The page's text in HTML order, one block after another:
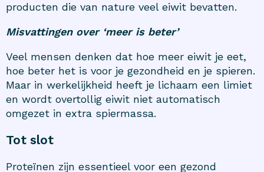
producten die van nature veel eiwit bevatten.
Misvattingen over ‘meer is beter’
Veel mensen denken dat hoe meer eiwit je eet,
hoe beter het is voor je gezondheid en je spieren.
Maar in werkelijkheid heeft je lichaam een limiet
en wordt overtollig eiwit niet automatisch
omgezet in extra spiermassa.
Tot slot
Proteïnen zijn essentieel voor een gezond